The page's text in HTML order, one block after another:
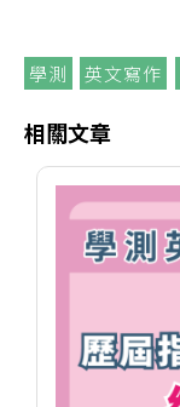
學測 英文寫作
相關文章